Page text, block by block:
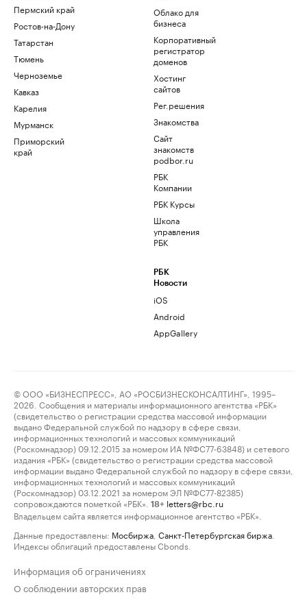
Пермский край
Ростов-на-Дону
Татарстан
Тюмень
Черноземье
Кавказ
Карелия
Мурманск
Приморский
край
Облако для
бизнеса
Корпоративный
регистратор
доменов
Хостинг
сайтов
Рег.решения
Знакомства
Сайт
знакомств
podbor.ru
РБК
Компании
РБК Курсы
Школа
управления
РБК
РБК
Новости
iOS
Android
AppGallery
© ООО «БИЗНЕСПРЕСС», АО «РОСБИЗНЕСКОНСАЛТИНГ», 1995–
2026. Сообщения и материалы информационного агентства «РБК»
(свидетельство о регистрации средства массовой информации
выдано Федеральной службой по надзору в сфере связи,
информационных технологий и массовых коммуникаций
(Роскомнадзор) 09.12.2015 за номером ИА №ФС77-63848) и сетевого
издания «РБК» (свидетельство о регистрации средства массовой
информации выдано Федеральной службой по надзору в сфере связи,
информационных технологий и массовых коммуникаций
(Роскомнадзор) 03.12.2021 за номером ЭЛ №ФС77-82385)
сопровождаются пометкой «РБК».
18+ letters@rbc.ru
Владельцем сайта является информационное агентство «РБК».
Данные предоставлены: Мосбиржа Санкт-Петербургская биржа
Индексы облигаций предоставлены Cbonds.
Информация об ограничениях
О соблюдении авторских прав